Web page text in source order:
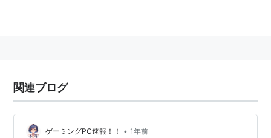
関連ブログ
ゲーミングPC速報！！ • 1年前